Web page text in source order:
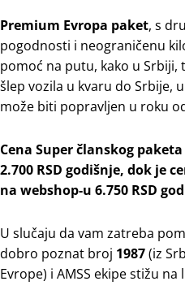
Premium Evropa paket, s
pogodnosti i neograničenu
pomoć na putu, kako u Srbiji,
šlep vozila u kvaru do Srbije,
može biti popravljen u roku
Cena Super članskog
2.700 RSD godišnje, dok je
na webshop-u 6.750 RSD
U slučaju da vam zatreba
dobro poznat broj 1987(iz
Evrope) i AMSS ekipe stižu